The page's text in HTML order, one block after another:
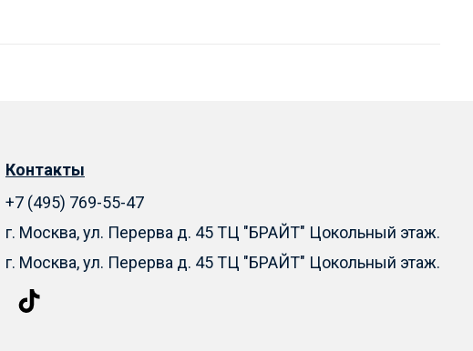
Контакты
+7 (495) 769-55-47
г. Москва, ул. Перерва д. 45 ТЦ "БРАЙТ" Цокольный этаж.
г. Москва, ул. Перерва д. 45 ТЦ "БРАЙТ" Цокольный этаж.